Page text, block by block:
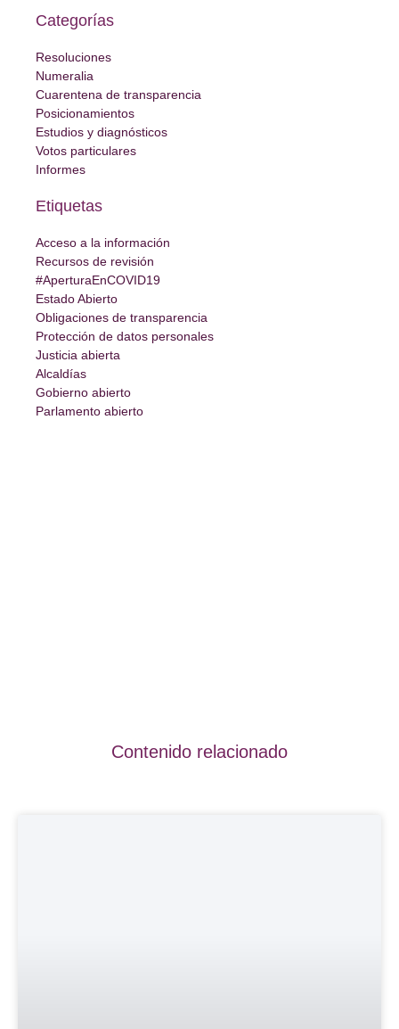
Categorías
Resoluciones
Numeralia
Cuarentena de transparencia
Posicionamientos
Estudios y diagnósticos
Votos particulares
Informes
Etiquetas
Acceso a la información
Recursos de revisión
#AperturaEnCOVID19
Estado Abierto
Obligaciones de transparencia
Protección de datos personales
Justicia abierta
Alcaldías
Gobierno abierto
Parlamento abierto
Contenido relacionado